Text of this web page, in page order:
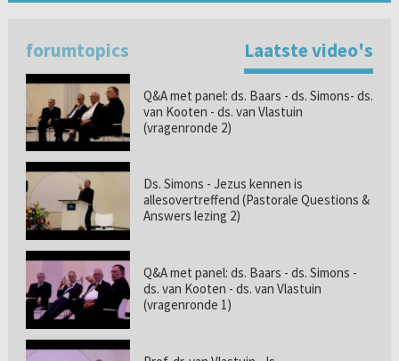
forumtopics Laatste video's
Q&A met panel: ds. Baars - ds. Simons- ds.
van Kooten - ds. van Vlastuin
(vragenronde 2)
Ds. Simons - Jezus kennen is
allesovertreffend (Pastorale Questions &
Answers lezing 2)
Q&A met panel: ds. Baars - ds. Simons -
ds. van Kooten - ds. van Vlastuin
(vragenronde 1)